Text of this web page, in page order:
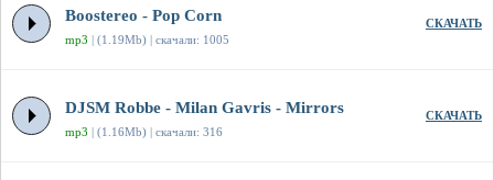
Boostereo - Pop Corn
mp3 | (1.19Mb) | скачали: 1005
СКАЧАТЬ
DJSM Robbe - Milan Gavris - Mirrors
mp3 | (1.16Mb) | скачали: 316
СКАЧАТЬ